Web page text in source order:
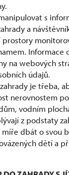
s
a
Informace
na webových
údajů.
je třeba,
nerovnostem
vodním
z podstaty
dbát o svou
dětí a